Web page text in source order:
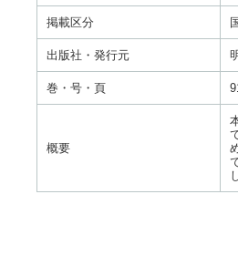
掲載区分
出版社・発行元
巻・号・頁
概要